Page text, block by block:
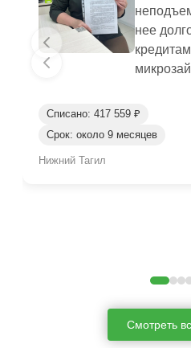
нее
Списано: 417 559 ₽
Срок: около 9 месяцев
Нижний Тагил
Смотреть